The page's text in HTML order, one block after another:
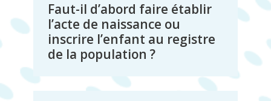
Faut-il d’abord faire établir
l’acte de naissance ou
inscrire l’enfant au registre
de la population ?